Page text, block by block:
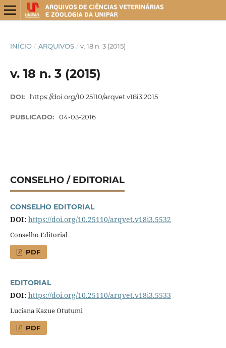
INÍCIO / ARQUIVOS / v. 18 n. 3 (2015)
v. 18 n. 3 (2015)
DOI: https://doi.org/10.25110/arqvet.v18i3.2015
PUBLICADO: 04-03-2016
CONSELHO / EDITORIAL
CONSELHO EDITORIAL
DOI: https://doi.org/10.25110/arqvet.v18i3.5532
Conselho Editorial
PDF
EDITORIAL
DOI: https://doi.org/10.25110/arqvet.v18i3.5533
Luciana Kazue Otutumi
PDF